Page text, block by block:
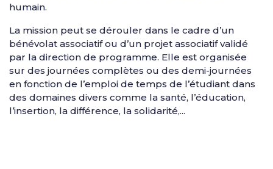
humain.
La mission peut se dérouler dans le cadre d’un
bénévolat associatif ou d’un projet associatif validé
par la direction de programme. Elle est organisée
sur des journées complètes ou des demi-journées
en fonction de l’emploi de temps de l’étudiant dans
des domaines divers comme la santé, l’éducation,
l’insertion, la différence, la solidarité,...